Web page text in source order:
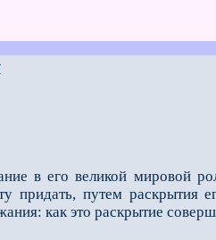
в его великой мировой
придать, путем раскрытия
как это раскрытие